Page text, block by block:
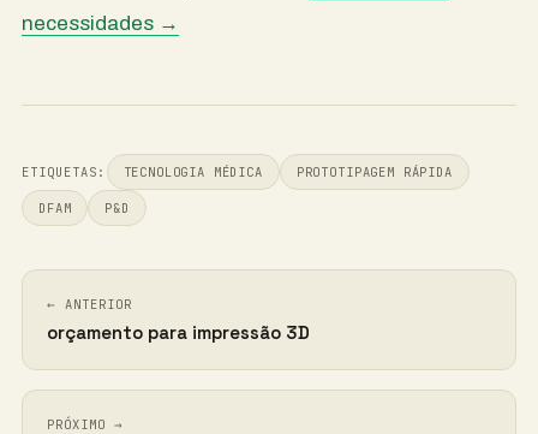
necessidades →
ETIQUETAS: TECNOLOGIA MÉDICA PROTOTIPAGEM RÁPIDA
DFAM P&D
← ANTERIOR
orçamento para impressão 3D
PRÓXIMO →